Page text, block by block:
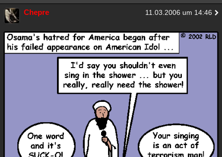
Chepre 11.03.2006 um 14:46